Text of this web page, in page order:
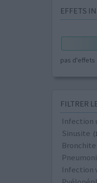
EFFETS
pas d'effets
FILTRER
Infection
Sinusite
Bronchite
Infection